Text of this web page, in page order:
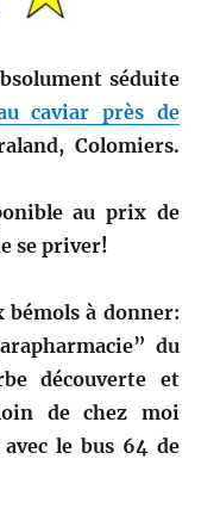
séduite
caviar près de
Colomiers.
au prix de
se priver!
bémols à donner:
du
découverte et
de chez moi
le bus 64 de